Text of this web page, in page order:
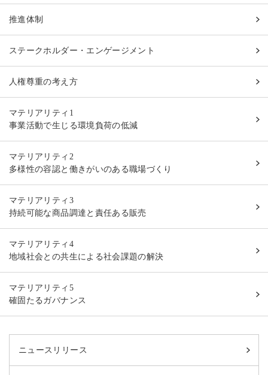
推進体制
ステークホルダー・エンゲージメント
人権尊重の考え方
マテリアリティ1
事業活動で生じる環境負荷の低減
マテリアリティ2
多様性の容認と働きがいのある職場づくり
マテリアリティ3
持続可能な商品調達と責任ある販売
マテリアリティ4
地域社会との共生による社会課題の解決
マテリアリティ5
確固たるガバナンス
ニュースリリース